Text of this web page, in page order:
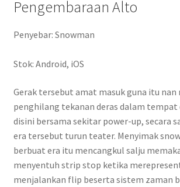
Pengembaraan Alto
Penyebar: Snowman
Stok: Android, iOS
Gerak tersebut amat masuk guna itu nan
penghilang tekanan deras dalam tempat
disini bersama sekitar power-up, secara
era tersebut turun teater. Menyimak
berbuat era itu mencangkul salju
menyentuh strip stop ketika
menjalankan flip beserta sistem zaman